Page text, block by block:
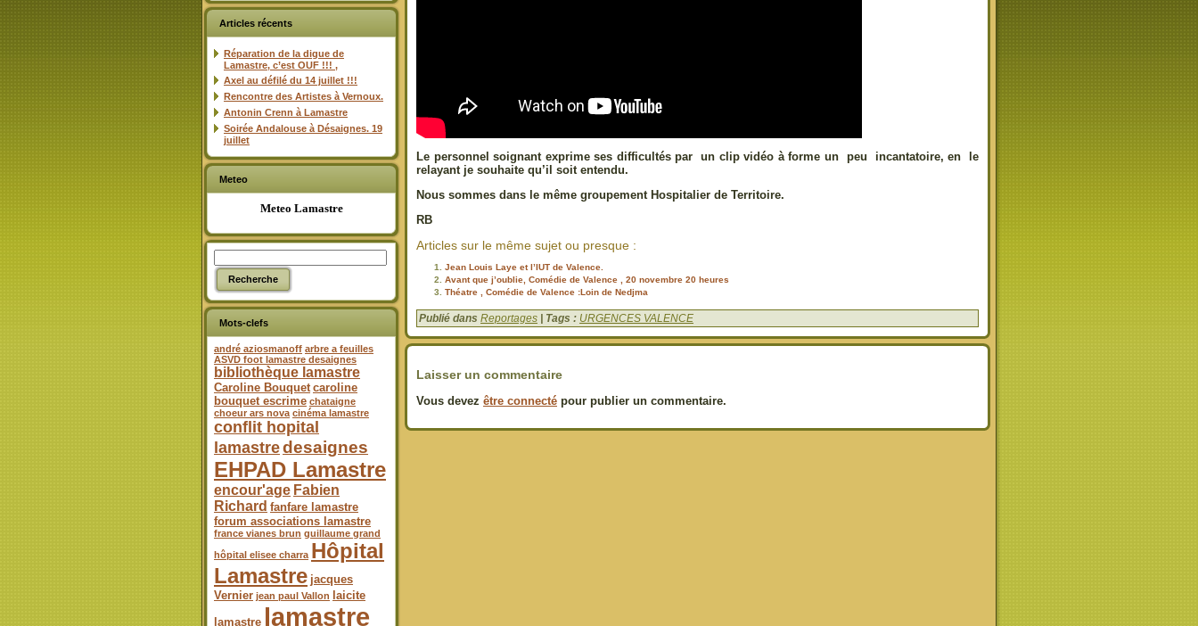
Articles récents
Réparation de la digue de
Lamastre, c’est OUF !!! ,
Axel au défilé du 14 juillet !!!
Rencontre des Artistes à Vernoux.
Antonin Crenn à Lamastre
Soirée Andalouse à Désaignes. 19
juillet
Meteo
Meteo Lamastre
Mots-clefs
andré aziosmanoff arbre a feuilles
ASVD foot lamastre desaignes
bibliothèque lamastre
Caroline Bouquet caroline
bouquet escrime chataigne
choeur ars nova cinéma lamastre
conflit hopital
lamastredesaignes
EHPAD Lamastre
encour'age Fabien
Richard fanfare lamastre
forum associations lamastre
france vianes brun guillaume grand
hôpital elisee charra Hôpital
Lamastre jacques
Vernier jean paul Vallon
laicite
lamastre lamastre
Le personnel soignant exprime ses difficultés par un clip vidéo à forme un peu incantatoire, en le
relayant je souhaite qu’il soit entendu.
Nous sommes dans le même groupement Hospitalier de Territoire.
RB
Articles sur le même sujet ou presque :
Jean Louis Laye et l’IUT de Valence.
Avant que j’oublie, Comédie de Valence , 20 novembre 20 heures
Théatre , Comédie de Valence :Loin de Nedjma
Publié dans Reportages | Tags : URGENCES VALENCE
Laisser un commentaire
Vous devez être connecté pour publier un commentaire.